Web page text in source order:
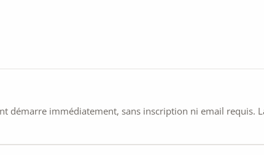
démarre immédiatement, sans inscription ni email requis.